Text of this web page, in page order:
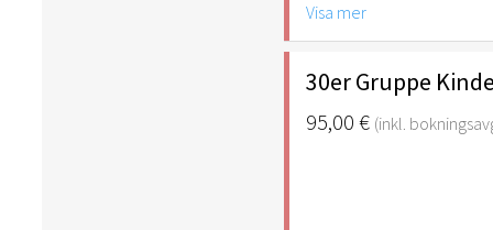
empfehlenswert.
Visa mer
30er Gruppe
95,00 € (inkl.